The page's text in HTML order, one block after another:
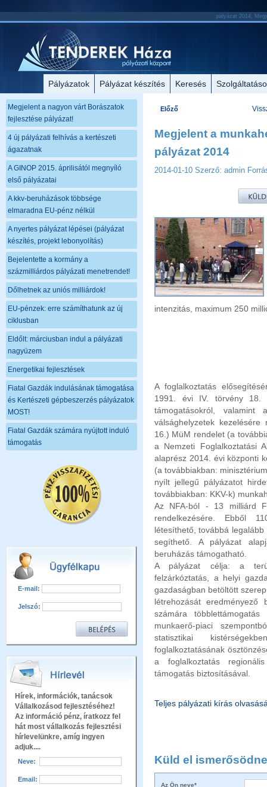
pályázat 2014,
Pályázatok Pályázat készítés Keresés
Megjelent a nagyon várt Borászatok
fejlesztése pályázat!
4 új pályázati felhívás a kertészeti
ágazatnak
A GINOP 2015. áprilisától megnyíló
első pályázatai
A kkv-beruházások többsége
elmaradna EU-pénz nélkül
A nyertes pályázat lépései (pályázat
készítés, projekt lebonyolítás)
Bejelentette a kormány a
százmilliárdos pályázati menetrendet!
Dőlhetnek az uniós milliárdok!
EU-pénzek: erre számíthatunk az új
ciklusban
Eldőlt: márciusban indul a pályázati
nagyüzem
Energetikai fejlesztések
Fiatal Gazdák indulásának támogatása
és Kertészeti gépbeszerzés pályázatok
MOST!
Fiatal Gazdák számára nyújtott induló
támogatás
E-mail:
Jelszó:
Hírek, információk, tanácsok
Vállalkozásod fejlesztéséhez!
Az információ pénz, íratkozz fel
hát most vállalkozás fejlesztési
hírlevelünkre, amíg ingyen
adjuk....
Neve:
Email:
Előző
Megjelent a
pályázat 2014
2014-01-10 Szerző: admin
intenzitás, maximum 250
A foglalkoztatás
1991. évi IV. törvény 18.
támogatásokról, valamint
válsághelyzetek
16.) MüM rendelet (a
a Nemzeti Foglalkoztatási
alaprész 2014. évi központi
(a továbbiakban:
nyílt jellegű pályázatot
továbbiakban: KKV-k)
Az NFA-ból - 13 milliárd
rendelkezésére. Ebből
létesíthető, továbbá
segíthető. A pályázat
beruházás támogatható.
A pályázat célja: a
felzárkóztatás, a helyi
gazdaságban betöltött
létrehozását eredményező
számára
munkaerő-piaci
statisztikai
foglalkoztatásának
a foglalkoztatás
támogatás biztosításával.
Teljes pályázati kírás
Küld el
Az Ön neve*